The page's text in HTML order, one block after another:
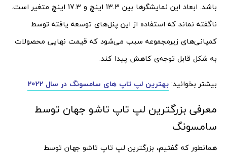
باشد. ابعاد این نمایشگرها بین 13.3 اینچ و 17.3 اینچ متغیر است.
ناگفته نماند که استفاده از این پنل‌های توسعه یافته توسط
کمپانی‌های زیرمجموعه سبب می‌شود که قیمت نهایی محصولات
به شکل قابل توجه‌ی کاهش پیدا کند.
بیشتر بخوانید: بهترین لپ تاپ های سامسونگ در سال 2022
معرفی بزرگترین لپ تاپ تاشو جهان توسط
سامسونگ
همانطور که گفتیم، بزرگترین لپ تاپ تاشو جهان توسط